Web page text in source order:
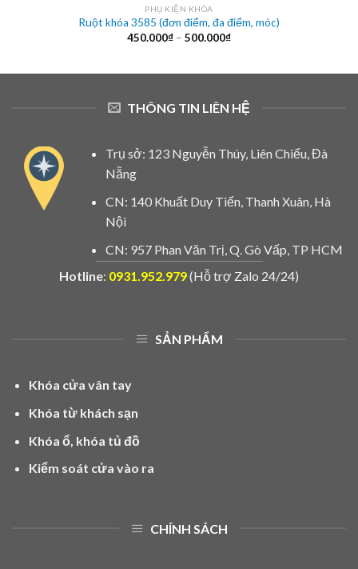
PHỤ KIỆN KHÓA
Ruột khóa 3585 (đơn điểm, đa điểm, móc)
450.000₫ – 500.000₫Khoảng
THÔNG TIN LIÊN HỆ
Trụ sở: 123 Nguyễn Thúy, Liên Chiểu, Đà
Nẵng
CN: 140 Khuất Duy Tiến, Thanh Xuân, Hà
Nội
CN: 957 Phan Văn Trị, Q. Gò Vấp, TP HCM
Hotline: 0931.952.979(Hỗ trợ Zalo 24/24)
SẢN PHẨM
Khóa cửa vân tay
Khóa từ khách sạn
Khóa ổ, khóa tủ đồ
Kiểm soát cửa vào ra
CHÍNH SÁCH